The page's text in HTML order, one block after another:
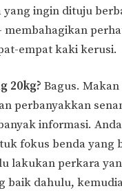
ingin dituju
membahagikan
empat kaki kerusi.
20kg? Bagus.
perbanyakkan
informasi.
fokus benda yang
lakukan perkara
baik dahulu,